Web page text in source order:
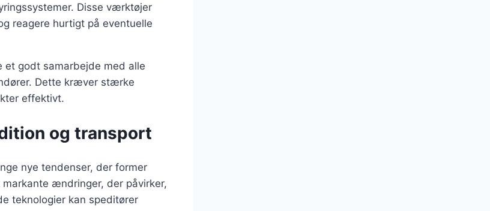
Disse værktøjer
reagere hurtigt på eventuelle
et godt samarbejde med alle
Dette kræver stærke
effektivt.
og transport
nye tendenser, der former
ændringer, der påvirker,
teknologier kan speditører